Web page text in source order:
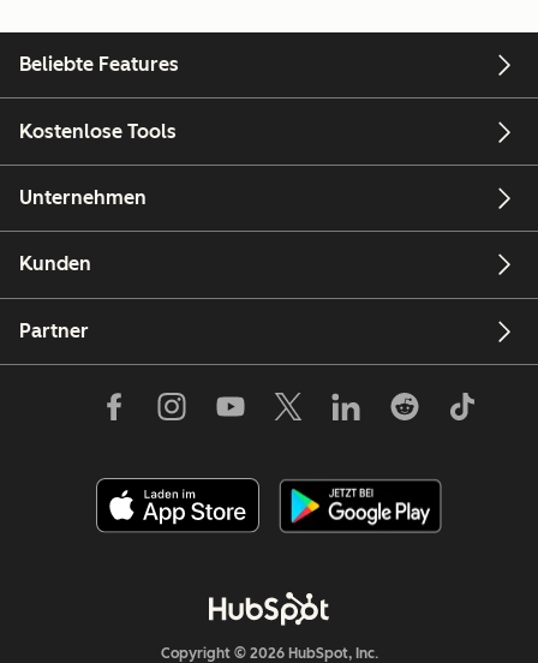
Beliebte Features
Kostenlose Tools
Unternehmen
Kunden
Partner
Copyright © 2026 HubSpot, Inc.